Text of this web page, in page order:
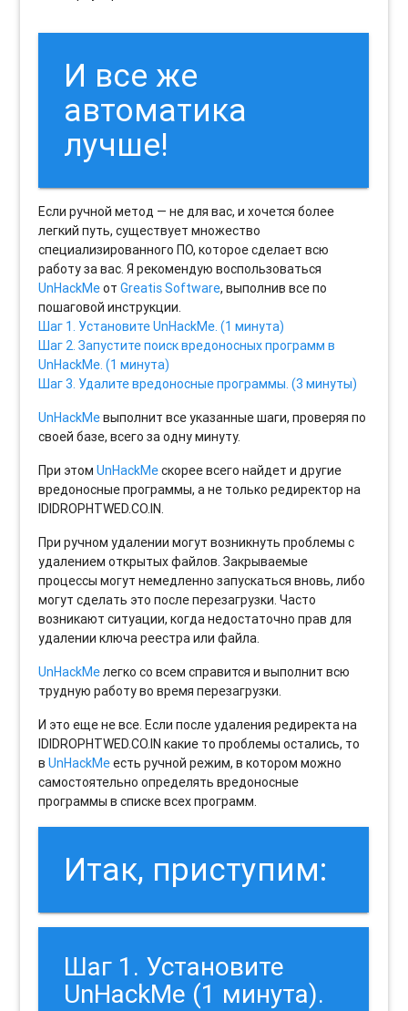
И все же
автоматика
лучше!
Если ручной метод — не для вас, и хочется более
легкий путь, существует множество
специализированного ПО, которое сделает всю
работу за вас. Я рекомендую воспользоваться
UnHackMeотGreatis Software, выполнив все по
пошаговой инструкции.
Шаг 1. Установите UnHackMe. (1 минута)
Шаг 2. Запустите поиск вредоносных программ в
UnHackMe. (1 минута)
Шаг 3. Удалите вредоносные программы. (3 минуты)
UnHackMeвыполнит все указанные шаги, проверяя по
своей базе, всего за одну минуту.
При этомUnHackMeскорее всего найдет и другие
вредоносные программы, а не только редиректор на
IDIDROPHTWED.CO.IN.
При ручном удалении могут возникнуть проблемы с
удалением открытых файлов. Закрываемые
процессы могут немедленно запускаться вновь, либо
могут сделать это после перезагрузки. Часто
возникают ситуации, когда недостаточно прав для
удалении ключа реестра или файла.
UnHackMeлегко со всем справится и выполнит всю
трудную работу во время перезагрузки.
И это еще не все. Если после удаления редиректа на
IDIDROPHTWED.CO.IN какие то проблемы остались, то
вUnHackMeесть ручной режим, в котором можно
самостоятельно определять вредоносные
программы в списке всех программ.
Итак, приступим:
Шаг 1. Установите
UnHackMe (1 минута).